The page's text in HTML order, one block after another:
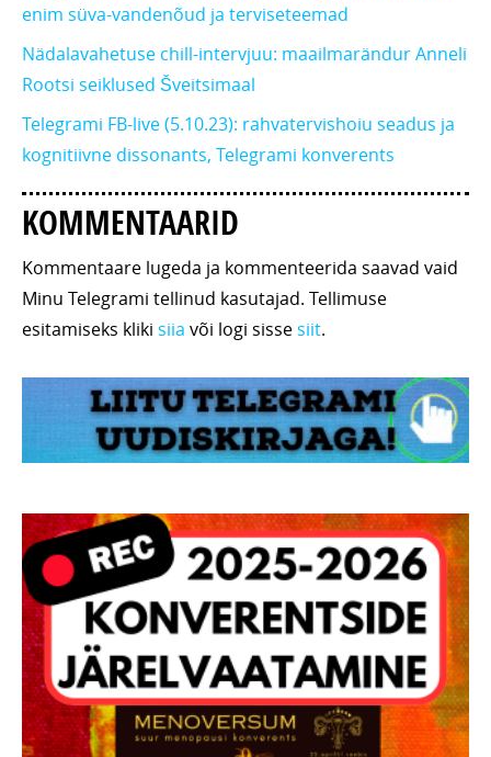
enim süva-vandenõud ja terviseteemad
Nädalavahetuse chill-intervjuu: maailmarändur Anneli
Rootsi seiklused Šveitsimaal
Telegrami FB-live (5.10.23): rahvatervishoiu seadus ja
kognitiivne dissonants, Telegrami konverents
KOMMENTAARID
Kommentaare lugeda ja kommenteerida saavad vaid
Minu Telegrami tellinud kasutajad. Tellimuse
esitamiseks kliki siia või logi sissesiit.